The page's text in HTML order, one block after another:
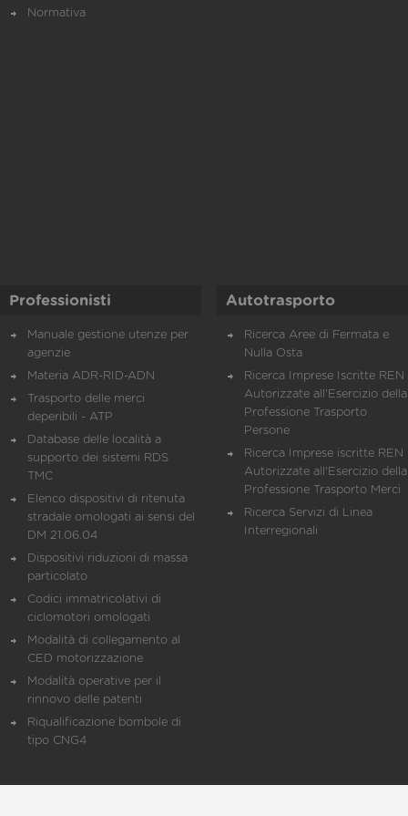
Normativa
Professionisti
Manuale gestione utenze per
agenzie
Materia ADR-RID-ADN
Trasporto delle merci
deperibili - ATP
Database delle località a
supporto dei sistemi RDS
TMC
Elenco dispositivi di ritenuta
stradale omologati ai sensi del
DM 21.06.04
Dispositivi riduzioni di massa
particolato
Codici immatricolativi di
ciclomotori omologati
Modalità di collegamento al
CED motorizzazione
Modalità operative per il
rinnovo delle patenti
Riqualificazione bombole di
tipo CNG4
Autotrasporto
Ricerca Aree di Fermata e
Nulla Osta
Ricerca Imprese Iscritte REN
Autorizzate all'Esercizio della
Professione Trasporto
Persone
Ricerca Imprese iscritte REN
Autorizzate all'Esercizio della
Professione Trasporto Merci
Ricerca Servizi di Linea
Interregionali